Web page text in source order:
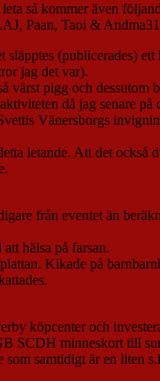
så kommer även
Paan, Taoi &
släpptes (publicerades) ett
jag det var).
värst pigg och dessutom
då jag senare på
Vänersborgs
letande. Att det också
från eventet än
hälsa på farsan.
Kikade på
köpcenter och
SCDH minneskort till
som samtidigt är en liten